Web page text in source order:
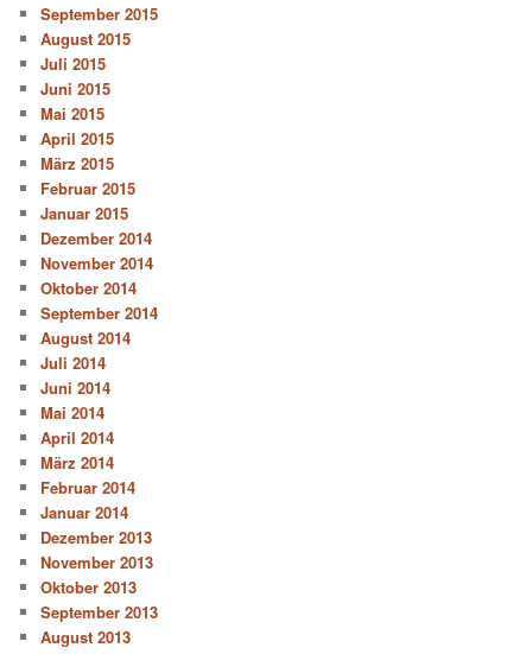
September 2015
August 2015
Juli 2015
Juni 2015
Mai 2015
April 2015
März 2015
Februar 2015
Januar 2015
Dezember 2014
November 2014
Oktober 2014
September 2014
August 2014
Juli 2014
Juni 2014
Mai 2014
April 2014
März 2014
Februar 2014
Januar 2014
Dezember 2013
November 2013
Oktober 2013
September 2013
August 2013